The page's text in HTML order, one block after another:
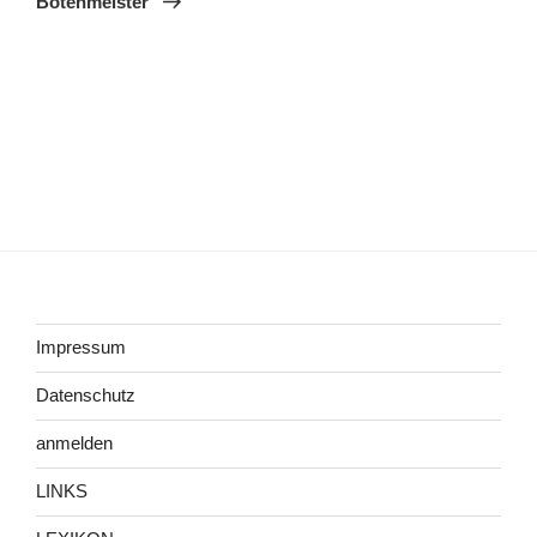
Impressum
Datenschutz
anmelden
LINKS